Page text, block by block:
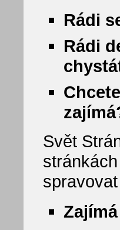
Rádi
Rádi
Svět
stránkách